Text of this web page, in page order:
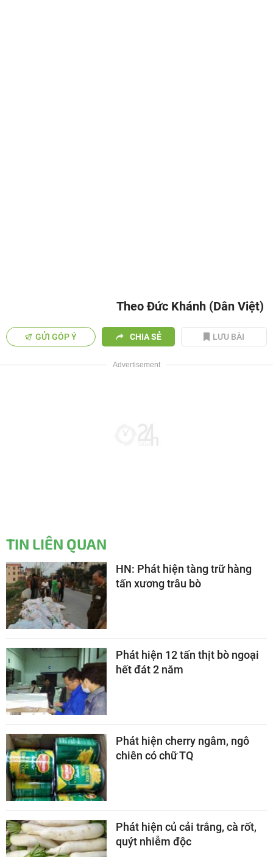
Theo Đức Khánh (Dân Việt)
GỬI GÓP Ý CHIA SẺ LƯU BÀI
TIN LIÊN QUAN
HN: Phát hiện tàng trữ hàng
tấn xương trâu bò
Phát hiện 12 tấn thịt bò ngoại
hết đát 2 năm
Phát hiện cherry ngâm, ngô
chiên có chữ TQ
Phát hiện củ cải trắng, cà rốt,
quýt nhiễm độc